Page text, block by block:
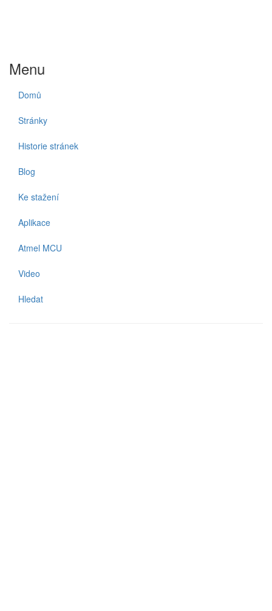
Menu
Domů
Stránky
Historie stránek
Blog
Ke stažení
Aplikace
Atmel MCU
Video
Hledat